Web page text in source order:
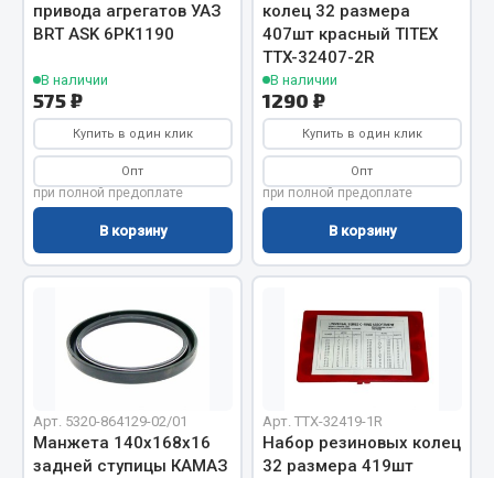
Двери
Окно ветровое
Двигатель
Электрооборудование
Показать ещё
Весь раздел
Запчасти Урал
Двигатель
Мост задний
Система питания
Система охлаждения
Сцепление
привода агрегатов УАЗ
BRT ASK 6РК1190
В наличии
575 ₽
Купить в один клик
Опт
при полной предоплате
В корзину
колец 32 размера
407шт красный TITEX
TTX-32407-2R
В наличии
1290 ₽
Купить в один клик
Опт
при полной предоплате
В корзину
Арт. 5320-864129-02/01
Манжета 140х168х16
задней ступицы КАМАЗ
Арт. TTX-32419-1R
Набор резиновых колец
32 размера 419шт